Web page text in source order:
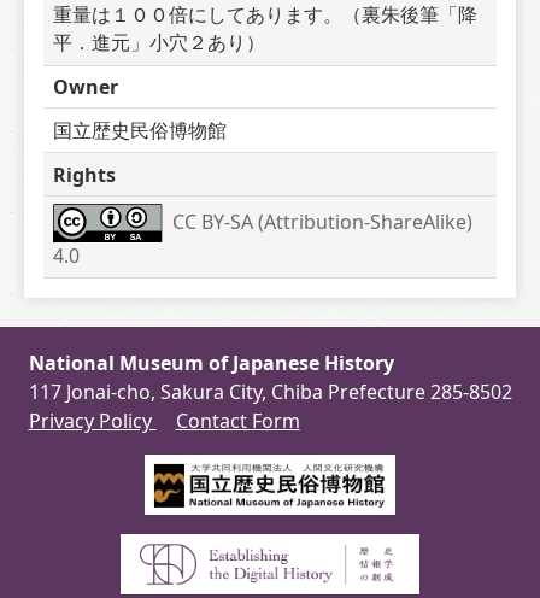
重量は１００倍にしてあります。（裏朱後筆「降
平．進元」小穴２あり）
Owner
国立歴史民俗博物館
Rights
CC BY-SA (Attribution-ShareAlike)
4.0
National Museum of Japanese History
117 Jonai-cho, Sakura City, Chiba Prefecture 285-8502
Privacy Policy
Contact Form